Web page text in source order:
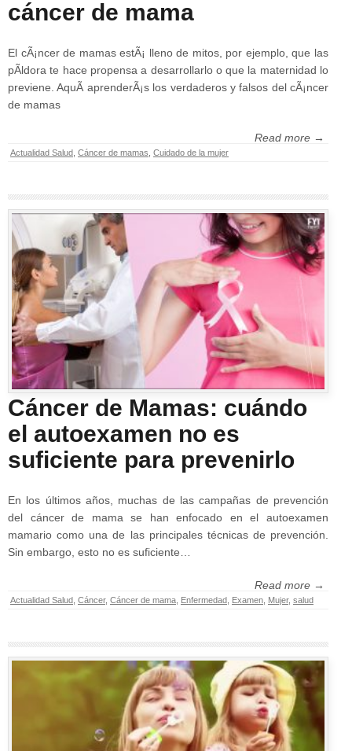
cáncer de mama
El cÃ¡ncer de mamas estÃ¡ lleno de mitos, por ejemplo, que las
pÃ­ldora te hace propensa a desarrollarlo o que la maternidad lo
previene. AquÃ­ aprenderÃ¡s los verdaderos y falsos del cÃ¡ncer
de mamas
Read more →
Actualidad Salud Cáncer de mamas Cuidado de la mujer
Cáncer de Mamas: cuándo
el autoexamen no es
suficiente para prevenirlo
En los últimos años, muchas de las campañas de prevención
del cáncer de mama se han enfocado en el autoexamen
mamario como una de las principales técnicas de prevención.
Sin embargo, esto no es suficiente…
Read more →
Actualidad Salud Cáncer, Cáncer de mama Enfermedad Examen Mujer, salud